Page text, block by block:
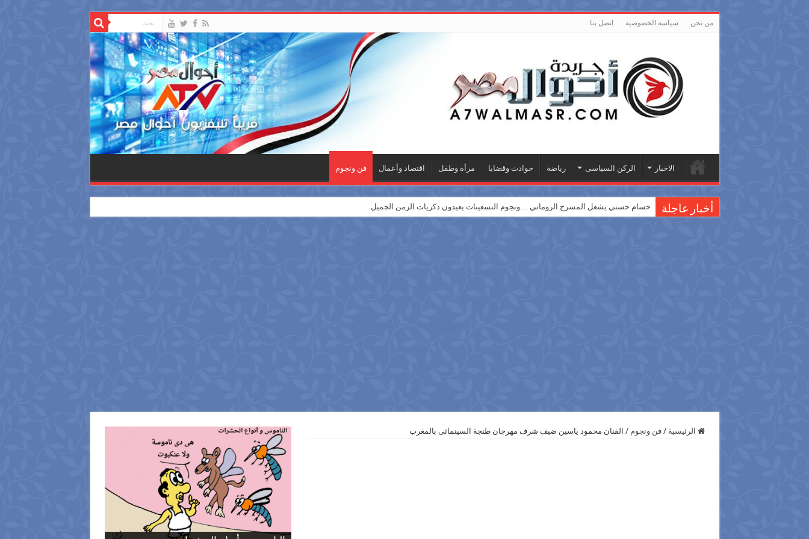
من نحن سياسة الخصوصية اتصل بنا
الاخبار الركن السياسى رياضة حوادث وقضايا مرأة وطفل اقتصاد وأعمال فن ونجوم
أخبار عاجلة حسام حسني يشعل المسرح الروماني …ونجوم التسعينات يعيدون ذكريات الزمن الجميل
الرئيسية / فن ونجوم / الفنان محمود ياسين ضيف شرف مهرجان طنجة السينمائى بالمغرب